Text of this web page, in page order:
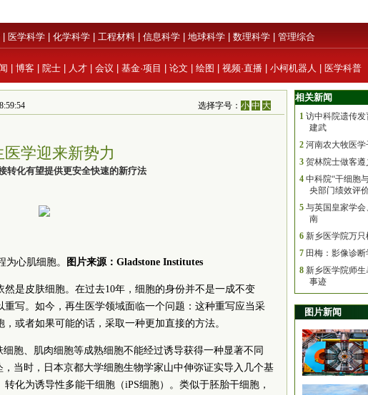
医学科学 化学科学 工程材料 信息科学 地球科学 数理科学 管理综合
博客 院士 人才 会议 基金·项目 论文 绘图 视频·直播 小柯机器人 医学科普
选择字号：小 中 大
医学迎来新势力
转化有望提供更安全快速的新疗法
为心肌细胞。 图片来源：Gladstone Institutes
是皮肤细胞。在过去10年，细胞的身份并不是一成不变
写。如今，再生医学领域面临一个问题：这种重写应当采
或者如果可能的话，采取一种更加直接的方法。
胞、肌肉细胞等成熟细胞不能经过诱导获得一种显著不同
当时，日本京都大学细胞生物学家山中伸弥证实导入几个基
化为诱导性多能干细胞（iPS细胞）。类似于胚胎干细胞，
相关新闻
1 访中科院遗传
建武
2 河南农大牧医学
3 贺林院士做客
4 中科院“干细胞
央部门绩效评
5 与英国皇家学
南
6 新乡医学院万
7 田梅：影像诊
8 新乡医学院师
事迹
图片新闻